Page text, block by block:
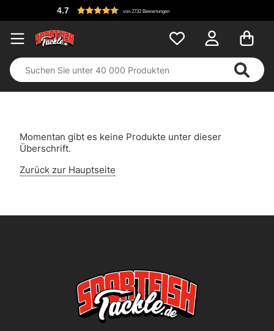
4.7 von 2732 Bewertungen
Momentan gibt es keine Produkte unter dieser
Überschrift.
Zurück zur Hauptseite